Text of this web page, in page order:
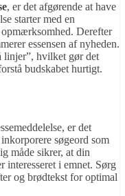
, er det afgørende at have
starter med en
Derefter
essensen af nyheden.
linjer”, hvilket gør det
budskabet hurtigt.
er det
søgeord som
måde sikrer, at din
interesseret i emnet. Sørg
og brødtekst for optimal